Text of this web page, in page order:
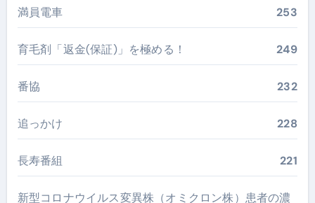
満員電車 253
育毛剤「返金(保証)」を極める！ 249
番協 232
追っかけ 228
長寿番組 221
新型コロナウイルス変異株（オミクロン株）患者の濃